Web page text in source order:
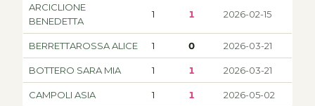
ARCICLIONE
BENEDETTA
1 1 2026-02-15
BERRETTAROSSA ALICE 1 0 2026-03-21
BOTTERO SARA MIA 1 1 2026-03-21
CAMPOLI ASIA 1 1 2026-05-02